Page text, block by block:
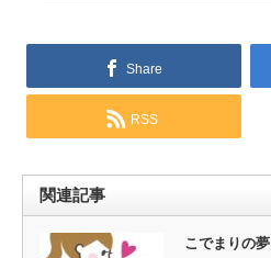
Share
RSS
関連記事
こでまりの夢